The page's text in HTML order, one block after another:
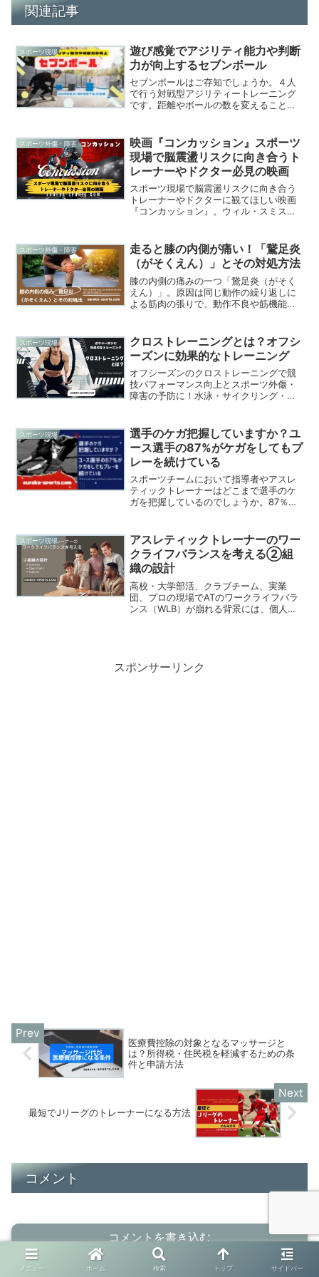
関連記事
スポーツ現場
遊び感覚でアジリティ能力や判断
力が向上するセブンボール
セブンボールはご存知でしょうか。４人
で行う対戦型アジリティートレーニング
です。距離やボールの数を変えること
ニングなど、様々な場面で活用できま
す。今回は、セブンボールのルールを紹
介していきます。
スポーツ外傷・障害
映画『コンカッション』スポーツ
現場で脳震盪リスクに向き合うト
レーナーやドクター必見の映画
スポーツ現場で脳震盪リスクに向き合う
トレーナーやドクターに観てほしい映画
『コンカッション』。ウィル・スミス主
やファンの抗議や対立に直面し、圧力や
脅迫にあいながらも、選手を守るために
懸命に戦う姿が描かれます。Prime
Videoで視聴が可能です。
スポーツ外傷・障害
走ると膝の内側が痛い！「鵞足炎
（がそくえん）」とその対処方法
膝の内側の痛みの一つ「鵞足炎（がそく
えん）」。原因は同じ動作の繰り返しに
よる筋肉の張りで、動作不良や筋機能の
帰の前に確認すべきことも紹介します。
スポーツ現場
クロストレーニングとは？オフシ
ーズンに効果的なトレーニング
オフシーズンのクロストレーニングで競
技パフォーマンス向上とスポーツ外傷・
障害の予防に！水泳・サイクリング・ウ
方法を解説。目的別の選び方や注意点も
詳しく紹介します。
スポーツ現場
選手のケガ把握していますか？ユ
ース選手の87%がケガをしてもプ
レーを続けている
スポーツチームにおいて指導者やアスレ
ティックトレーナーはどこまで選手のケ
ガを把握しているのでしょうか。87％の
の４人に１人は、ケガを隠してプレーを
続けることが「とてもよくある／よくあ
る」と回答しています。今回はニュージ
ーランドの研究を紹介します。
スポーツ現場
アスレティックトレーナーのワー
クライフバランスを考える②組
織の設計
高校・大学部活、クラブチーム、実業
団、プロの現場でATのワークライフバラ
ンス（WLB）が崩れる背景には、個人努
化を具体化。連絡ルール、代替カバー、
スポンサーリンク
医療費控除の対象となるマッサージと
は？所得税・住民税を軽減するための条
件と申請方法
最短でJリーグのトレーナーになる方法
コメント
コメントを書き込む
メニュー ホーム 検索 トップ サイドバー